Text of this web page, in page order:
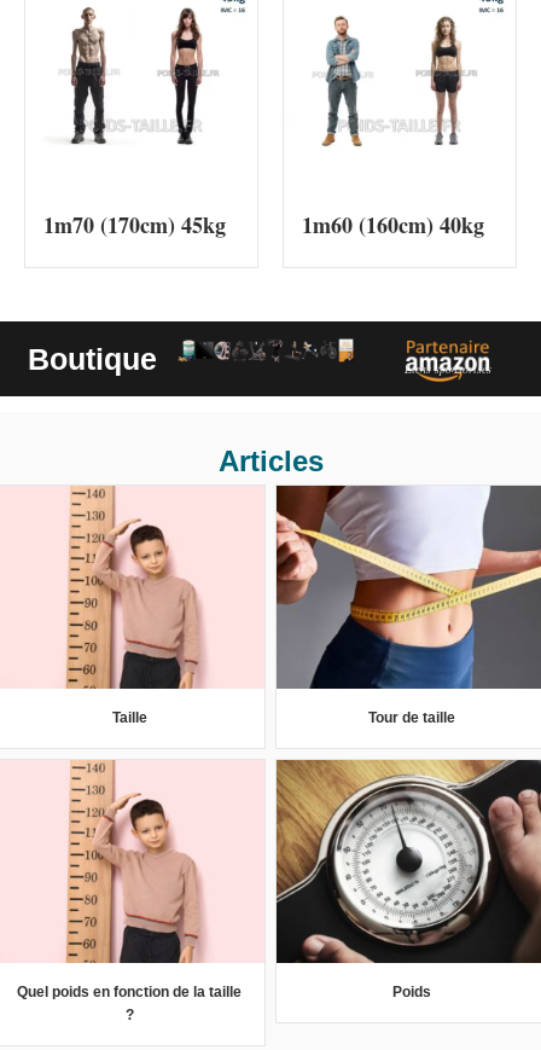
1m70 (170cm) 45kg 1m60 (160cm) 40kg
Boutique Liens sponsorisés
Articles
Taille Tour de taille
Quel poids en fonction de la taille
?
Poids